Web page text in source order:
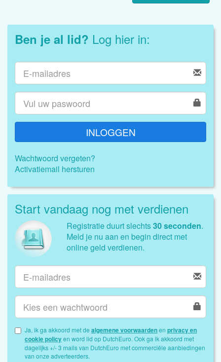
Ben je al lid? Log hier in:
INLOGGEN
Wachtwoord vergeten?
Activatiemail hersturen
Start vandaag nog met verdienen
Registratie duurt slechts30 seconden.
Meld je nu aan en begin direct met
online geld verdienen.
Ja, ik ga akkoord met de algemene voorwaardenen privacy en
cookie policy
dagelijks +/- 3 mails van DutchEuro met commerciële aanbiedingen
van onze adverteerders.